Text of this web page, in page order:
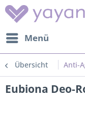
Menü
Übersicht Anti-
Eubiona Deo-